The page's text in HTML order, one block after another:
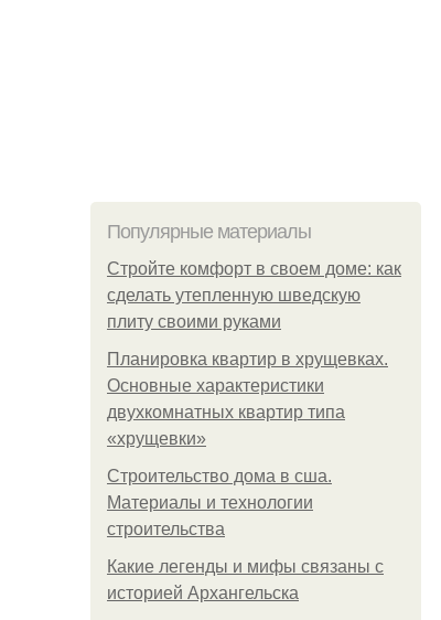
Популярные материалы
Стройте комфорт в своем доме: как
сделать утепленную шведскую
плиту своими руками
Планировка квартир в хрущевках.
Основные характеристики
двухкомнатных квартир типа
«хрущевки»
Строительство дома в сша.
Материалы и технологии
строительства
Какие легенды и мифы связаны с
историей Архангельска